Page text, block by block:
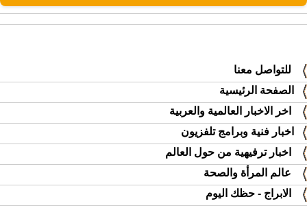
للتواصل معنا
الصفحة الرئيسية
اخر الاخبار العالمية والعربية
اخبار فنية وبرامج تلفزيون
اخبار ترفيهية من حول العالم
عالم المرأة والصحة
الابراج - حظك اليوم